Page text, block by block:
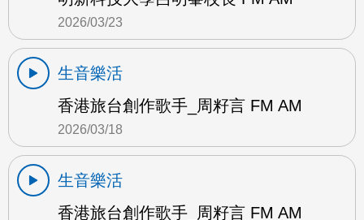
2026/03/23
生音樂活
香港旅台創作歌手_周籽言 FM AM
2026/03/18
生音樂活
香港旅台創作歌手_周籽言 FM AM